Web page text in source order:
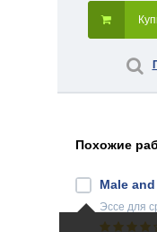
Похожие
Male
Эссе для